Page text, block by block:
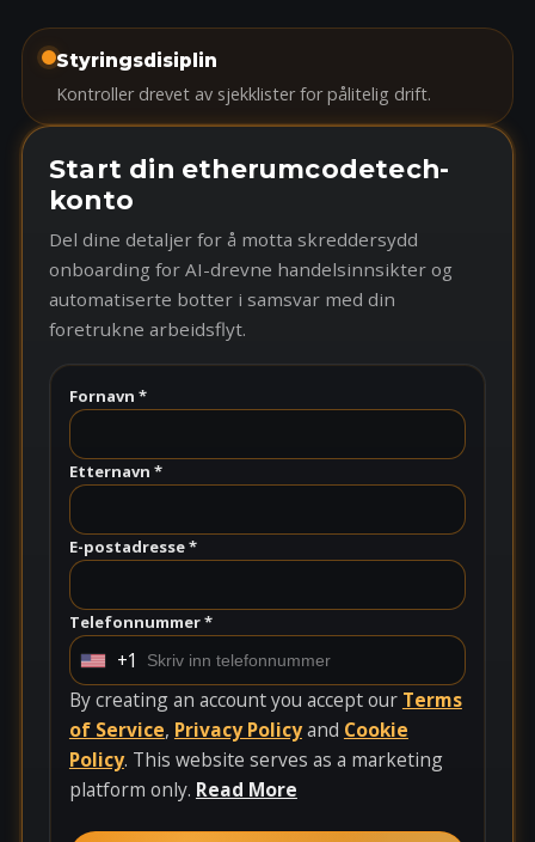
Styringsdisiplin
Kontroller drevet av sjekklister for pålitelig drift.
Start din etherumcodetech-
konto
Del dine detaljer for å motta skreddersydd
onboarding for AI-drevne handelsinnsikter og
automatiserte botter i samsvar med din
foretrukne arbeidsflyt.
Fornavn *
Etternavn *
E-postadresse *
Telefonnummer *
U
n
i
t
e
+1
By creating an account you accept our Terms
of Service, Privacy Policyand Cookie
Policy. This website serves as a marketing
platform only. Read More